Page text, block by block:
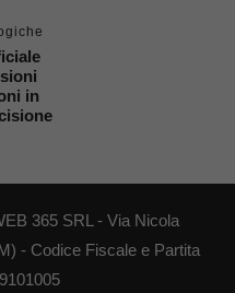
in
365 SRL - Via Nicola
- Codice Fiscale e Partita